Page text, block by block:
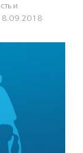
и